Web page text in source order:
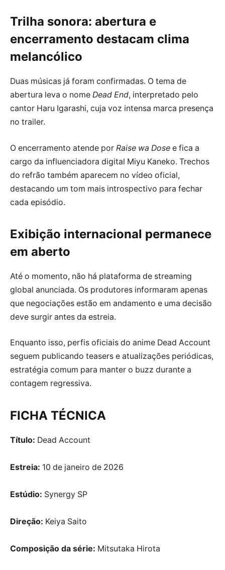
Trilha sonora: abertura e
encerramento destacam clima
melancólico
Duas músicas já foram confirmadas. O tema de
abertura leva o nome Dead End, interpretado pelo
cantor Haru Igarashi, cuja voz intensa marca presença
no trailer.
O encerramento atende por Raise wa Dose e fica a
cargo da influenciadora digital Miyu Kaneko. Trechos
do refrão também aparecem no vídeo oficial,
destacando um tom mais introspectivo para fechar
cada episódio.
Exibição internacional permanece
em aberto
Até o momento, não há plataforma de streaming
global anunciada. Os produtores informaram apenas
que negociações estão em andamento e uma decisão
deve surgir antes da estreia.
Enquanto isso, perfis oficiais do anime Dead Account
seguem publicando teasers e atualizações periódicas,
estratégia comum para manter o buzz durante a
contagem regressiva.
FICHA TÉCNICA
Título: Dead Account
Estreia: 10 de janeiro de 2026
Estúdio: Synergy SP
Direção: Keiya Saito
Composição da série: Mitsutaka Hirota